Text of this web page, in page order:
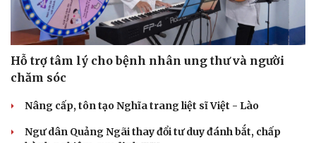
Hỗ trợ tâm lý cho bệnh nhân ung thư và người
chăm sóc
Nâng cấp, tôn tạo Nghĩa trang liệt sĩ Việt - Lào
Ngư dân Quảng Ngãi thay đổi tư duy đánh bắt, chấp